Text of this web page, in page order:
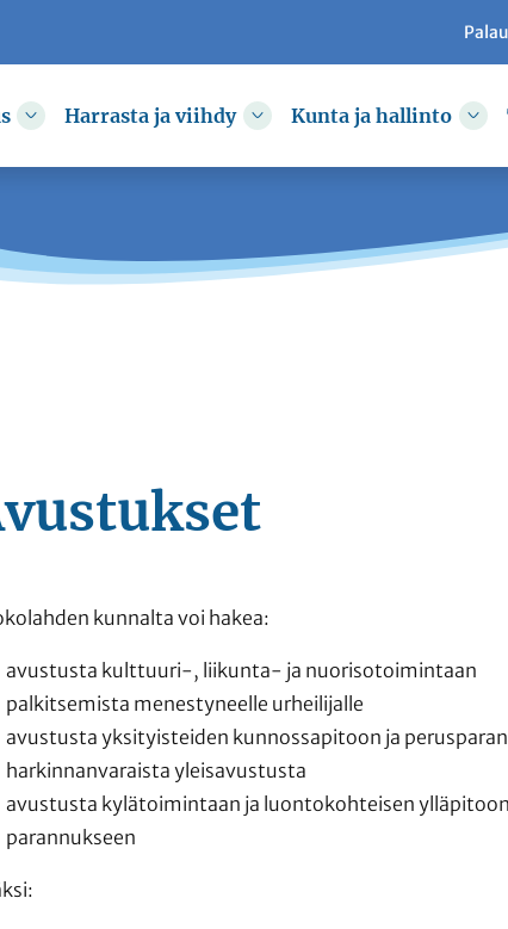
Vaihda alasvetovalikkoa
Harrasta ja viihdy
Vaihda alasvetovalikkoa
Kunta ja hallinto
kunnalta voi hakea:
avustusta kulttuuri-, liikunta- ja nuorisotoimintaan
palkitsemista menestyneelle urheilijalle
avustusta yksityisteiden kunnossapitoon ja
harkinnanvaraista yleisavustusta
avustusta kylätoimintaan ja luontokohteisen
parannukseen